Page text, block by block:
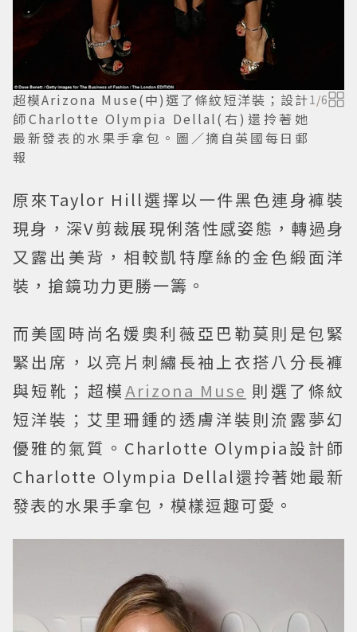
超模Arizona Muse(中)選了條紋短洋裝；設計
師Charlotte Olympia Dellal(右)還拎著她
最新發表的水果手拿包。圖／摘自英國每日郵
報
1 /6
原來Taylor Hill選擇以一件黑色連身褲裝
現身，深V剪裁展現俐落性感姿態，轉過身
又露出美背，相較凱特摩絲的金色緞面洋
裝，搶鏡功力更勝一籌。
而美國時尚名媛奧利薇亞巴勒莫則是包緊
緊出席，以亮片刺繡長袖上衣搭八分長褲
與短靴；超模Arizona Muse 則選了條紋
短洋裝；艾里珊鍾的透膚洋裝則流露夢幻
優雅的氣質。Charlotte Olympia設計師
Charlotte Olympia Dellal還拎著她最新
發表的水果手拿包，模樣逗趣可愛。